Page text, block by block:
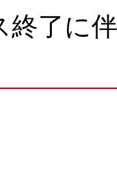
終了に伴